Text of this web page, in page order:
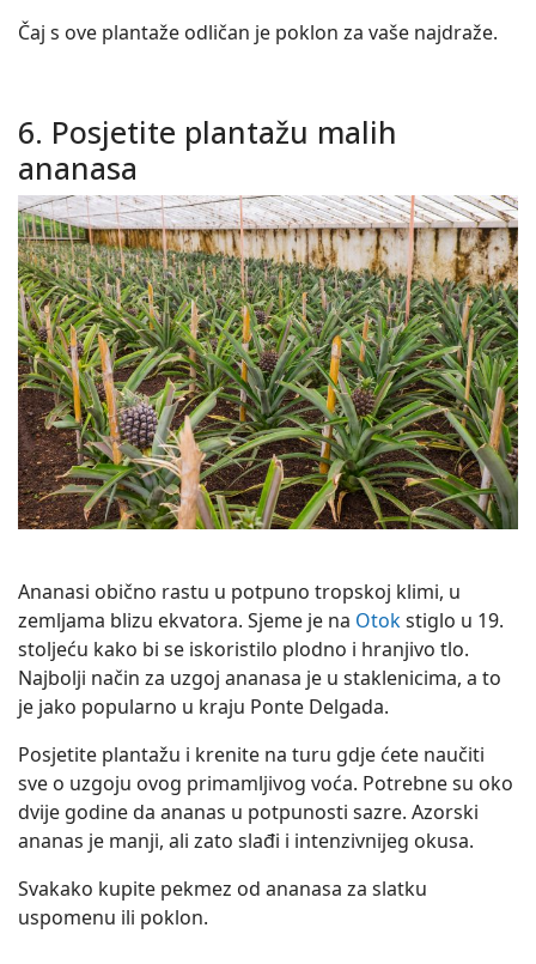
Čaj s ove plantaže odličan je poklon za vaše najdraže.
6. Posjetite plantažu malih
ananasa
Ananasi obično rastu u potpuno tropskoj klimi, u
zemljama blizu ekvatora. Sjeme je na Otokstiglo u 19.
stoljeću kako bi se iskoristilo plodno i hranjivo tlo.
Najbolji način za uzgoj ananasa je u staklenicima, a to
je jako popularno u kraju Ponte Delgada.
Posjetite plantažu i krenite na turu gdje ćete naučiti
sve o uzgoju ovog primamljivog voća. Potrebne su oko
dvije godine da ananas u potpunosti sazre. Azorski
ananas je manji, ali zato slađi i intenzivnijeg okusa.
Svakako kupite pekmez od ananasa za slatku
uspomenu ili poklon.